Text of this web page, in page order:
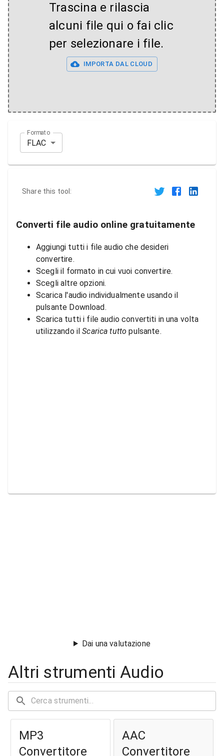
Trascina e rilascia
alcuni file qui o fai clic
per selezionare i file.
IMPORTA DAL CLOUD
Formato
FLAC
Share this tool:
Converti file audio online gratuitamente
Aggiungi tutti i file audio che desideri
convertire.
Scegli il formato in cui vuoi convertire.
Scegli altre opzioni.
Scarica l'audio individualmente usando il
pulsante Download.
Scarica tutti i file audio convertiti in una volta
utilizzando il Scarica tutto pulsante.
Dai una valutazione
Altri strumenti Audio
MP3
Convertitore
AAC
Convertitore